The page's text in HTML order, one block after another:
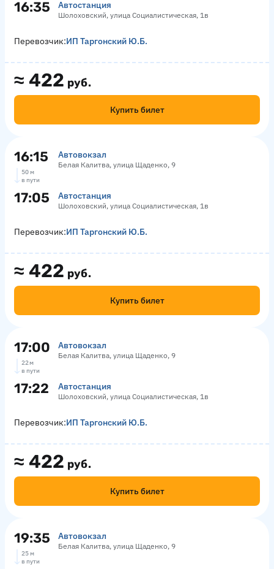
16:35 Автостанция
Шолоховский, улица Социалистическая, 1в
≈ 422 руб.
Купить билет
Перевозчик:ИП Таргонский Ю.Б.
16:15 Автовокзал
Белая Калитва, улица Щаденко, 9
50 м
в пути
17:05 Автостанция
Шолоховский, улица Социалистическая, 1в
≈ 422 руб.
Купить билет
Перевозчик:ИП Таргонский Ю.Б.
17:00 Автовокзал
Белая Калитва, улица Щаденко, 9
22 м
в пути
17:22 Автостанция
Шолоховский, улица Социалистическая, 1в
≈ 422 руб.
Купить билет
Перевозчик:ИП Таргонский Ю.Б.
19:35 Автовокзал
Белая Калитва, улица Щаденко, 9
25 м
в пути